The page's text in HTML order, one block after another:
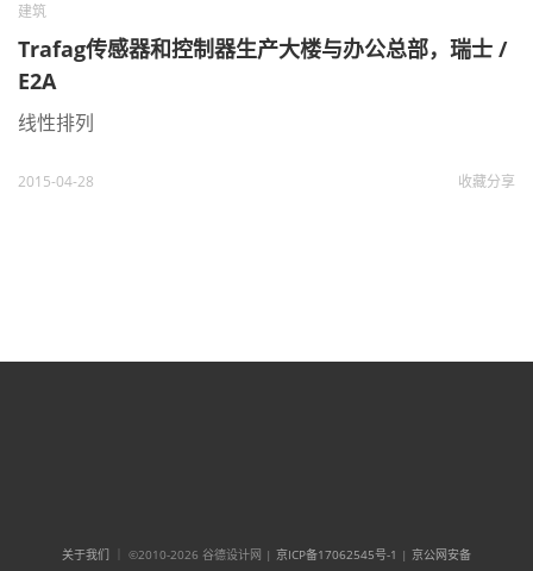
建筑
Trafag传感器和控制器生产大楼与办公总部，瑞士 /
E2A
线性排列
2015-04-28 收藏分享
关于我们 ｜ ©2010-2026 谷德设计网 | 京ICP备17062545号-1 | 京公网安备